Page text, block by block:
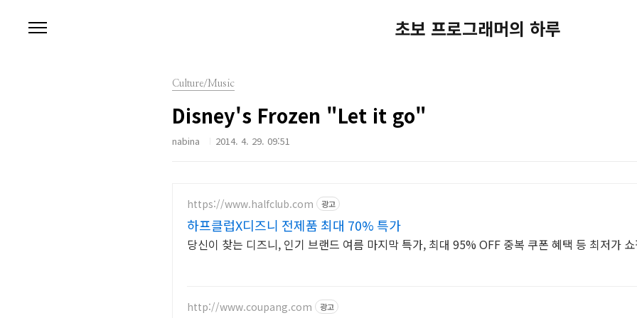
초보 프로그래머의 하루
Culture/Music
Disney's Frozen "Let it go"
nabina 2014. 4. 29. 09:51
https://www.halfclub.com 광고
하프클럽X디즈니 전제품 최대 70% 특가
당신이 찾는 디즈니, 인기 브랜드 여름 마지막 특가, 최대 95% OFF 중복 쿠폰 혜택 등 최저가
http://www.coupang.com 광고